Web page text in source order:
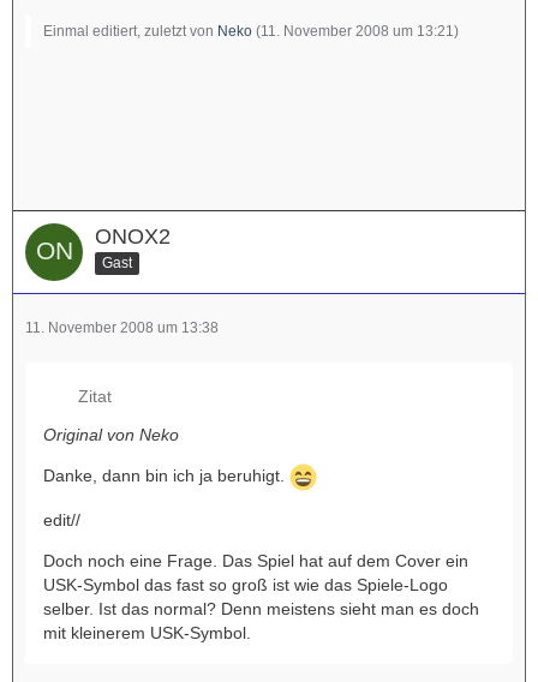
Einmal editiert, zuletzt von Neko (11. November 2008 um 13:21 )
ONOX2
Gast
11. November 2008 um 13:38
Zitat
Original von Neko
Danke, dann bin ich ja beruhigt.
edit//
Doch noch eine Frage. Das Spiel hat auf dem Cover ein
USK-Symbol das fast so groß ist wie das Spiele-Logo
selber. Ist das normal? Denn meistens sieht man es doch
mit kleinerem USK-Symbol.